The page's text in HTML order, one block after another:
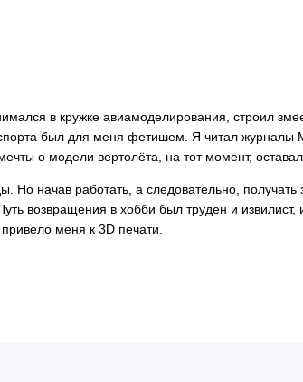
в кружке авиамоделирования, строил
был для меня фетишем. Я читал журналы
о модели вертолёта, на тот момент,
начав работать, а следовательно,
возвращения в хобби был труден и
меня к 3D печати.